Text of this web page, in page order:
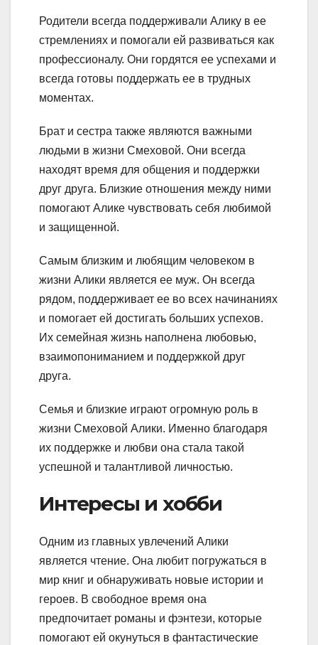
Родители всегда поддерживали Алику в ее
стремлениях и помогали ей развиваться как
профессионалу. Они гордятся ее успехами и
всегда готовы поддержать ее в трудных
моментах.
Брат и сестра также являются важными
людьми в жизни Смеховой. Они всегда
находят время для общения и поддержки
друг друга. Близкие отношения между ними
помогают Алике чувствовать себя любимой
и защищенной.
Самым близким и любящим человеком в
жизни Алики является ее муж. Он всегда
рядом, поддерживает ее во всех начинаниях
и помогает ей достигать больших успехов.
Их семейная жизнь наполнена любовью,
взаимопониманием и поддержкой друг
друга.
Семья и близкие играют огромную роль в
жизни Смеховой Алики. Именно благодаря
их поддержке и любви она стала такой
успешной и талантливой личностью.
Интересы и хобби
Одним из главных увлечений Алики
является чтение. Она любит погружаться в
мир книг и обнаруживать новые истории и
героев. В свободное время она
предпочитает романы и фэнтези, которые
помогают ей окунуться в фантастические